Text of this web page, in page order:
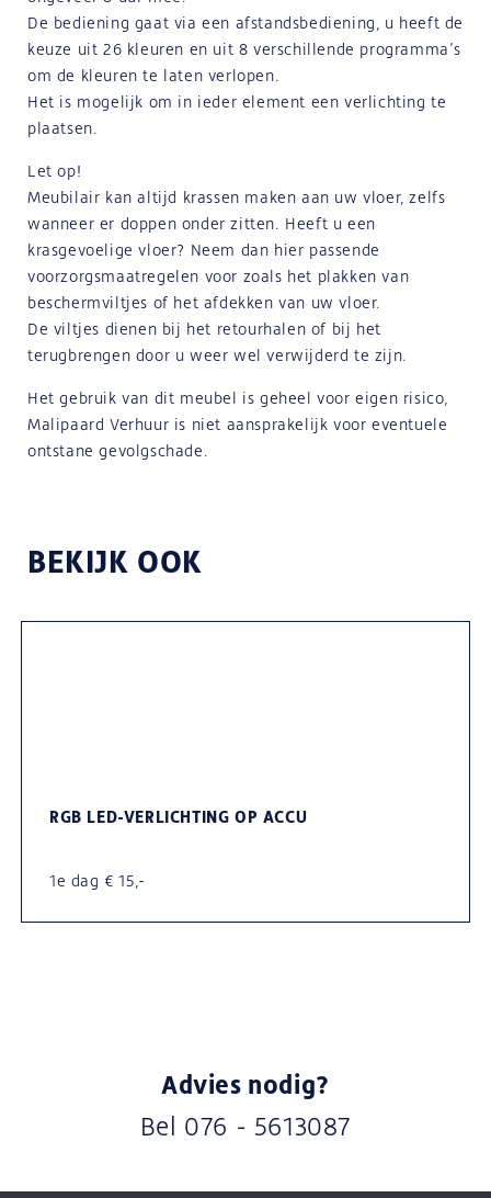
De bediening gaat via een afstandsbediening, u heeft de
keuze uit 26 kleuren en uit 8 verschillende programma’s
om de kleuren te laten verlopen.
Het is mogelijk om in ieder element een verlichting te
plaatsen.
Let op!
Meubilair kan altijd krassen maken aan uw vloer, zelfs
wanneer er doppen onder zitten. Heeft u een
krasgevoelige vloer? Neem dan hier passende
voorzorgsmaatregelen voor zoals het plakken van
beschermviltjes of het afdekken van uw vloer.
De viltjes dienen bij het retourhalen of bij het
terugbrengen door u weer wel verwijderd te zijn.
Het gebruik van dit meubel is geheel voor eigen risico,
Malipaard Verhuur is niet aansprakelijk voor eventuele
ontstane gevolgschade.
BEKIJK OOK
RGB LED-VERLICHTING OP ACCU
1e dag € 15,-
Advies nodig?
Bel 076 - 5613087